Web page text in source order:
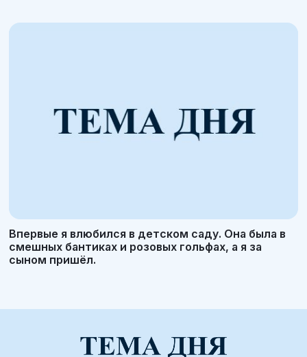
Впервые я влюбился в детском саду. Она была в
смешных бантиках и розовых гольфах, а я за
сыном пришёл.